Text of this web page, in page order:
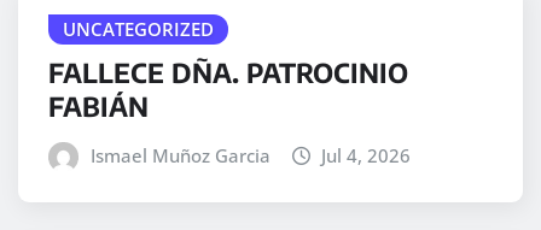
UNCATEGORIZED
FALLECE DÑA. PATROCINIO
FABIÁN
Ismael Muñoz Garcia Jul 4, 2026